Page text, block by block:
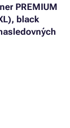
PREMIUM
black